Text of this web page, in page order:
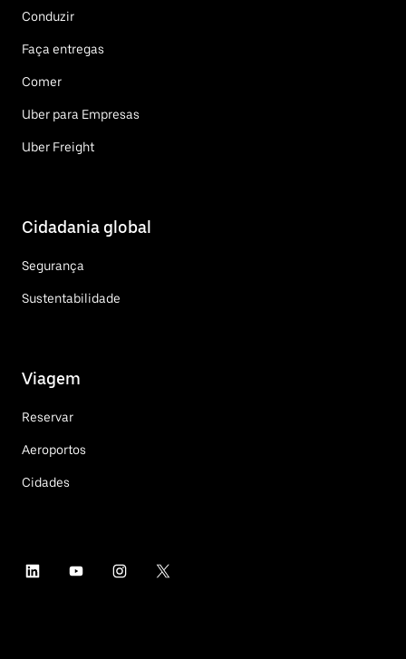
Conduzir
Faça entregas
Comer
Uber para Empresas
Uber Freight
Cidadania global
Segurança
Sustentabilidade
Viagem
Reservar
Aeroportos
Cidades